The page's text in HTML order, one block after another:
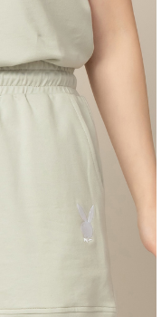
簡稱本公司）所提供，讓
由商店將買賣／分期付款
單繳交帳款。
目的，商店將以您的個人
進項蒐集、處理及利用，
核對及更正。
oppay.tw/userRule
的連結，可透過四大超商／
易完成。
您需要取消訂單，請聯絡
有效，需透過AFTEE先享
頁面顯示為準，若有關於
請聯繫「AFTEE先享後付
support/home
先享後付」服務完成之交
將交易相關給付款項請求債
人之同意方可使用
損失，本公司不負相關責
號之用戶狀況，依本公司即